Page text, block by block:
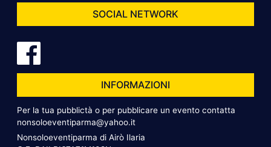
SOCIAL NETWORK
INFORMAZIONI
Per la tua pubblictà o per pubblicare un evento contatta
nonsoloeventiparma@yahoo.it
Nonsoloeventiparma di Airò Ilaria